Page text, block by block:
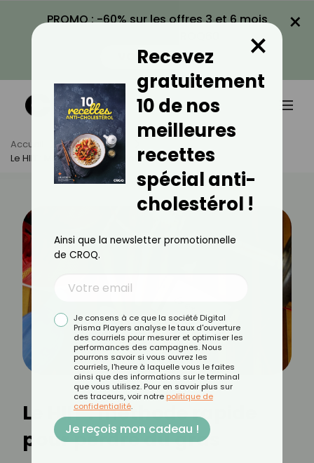
PROMO : -60% sur les offres 3 et 6 mois
VOIR LA PROMO
×
Accueil Actus
Sport
Le HIIT : Méthode Rapide Pour Perdre Du Gras
Le HIIT : méthode rapide
pour perdre du gras
Recevez
gratuitement
10 de nos
meilleures
recettes
spécial anti-
cholestérol !
×
Ainsi que la newsletter promotionnelle
de CROQ.
Je consens à ce que la société Digital
Prisma Players analyse le taux d'ouverture
des courriels pour mesurer et optimiser les
performances des campagnes. Nous
pourrons savoir si vous ouvrez les
courriels, l'heure à laquelle vous le faites
ainsi que des informations sur le terminal
que vous utilisez. Pour en savoir plus sur
ces traceurs, voir notre politique de
confidentialité.
Je reçois mon cadeau !